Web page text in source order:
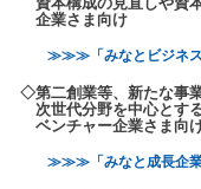
企業さま向け
≫≫≫「みなとビジネス
◇第二創業等、新たな事
次世代分野を中心とす
ベンチャー企業さま向
≫≫≫「みなと成長企業